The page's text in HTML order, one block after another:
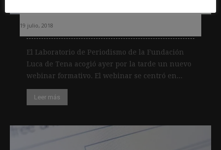
Métricas para lograr usuarios de pago»
19 julio, 2018
El Laboratorio de Periodismo de la Fundación
Luca de Tena acogió ayer por la tarde un nuevo
webinar formativo. El webinar se centró en...
Leer más